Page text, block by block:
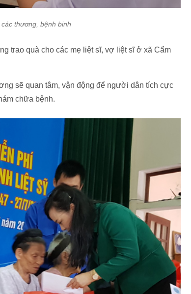
thương, bệnh binh
trao quà cho các mẹ liệt sĩ, vợ liệt sĩ ở xã Cẩm
sẽ quan tâm, vận động để người dân tích cực
chữa bệnh.